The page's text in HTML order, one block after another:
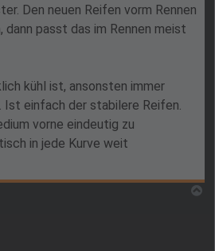
Den neuen Reifen vorm Rennen
dann passt das im Rennen meist
kühl ist, ansonsten immer
Ist einfach der stabilere Reifen.
vorne eindeutig zu
in jede Kurve weit